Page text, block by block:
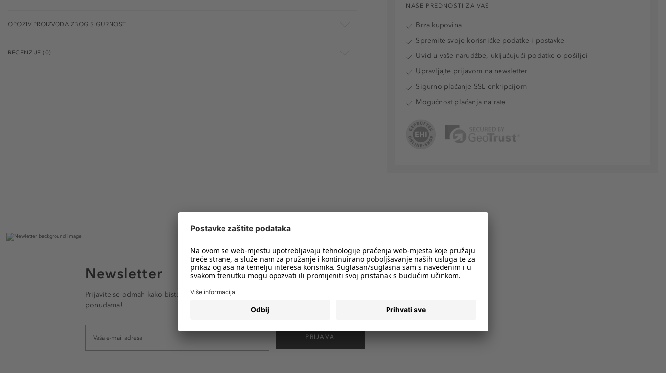
OPOZIV PROIZVODA ZBOG SIGURNOSTI
RECENZIJE (0)
NAŠE PREDNOSTI ZA VAS
Brza kupovina
Spremite svoje korisničke podatke i postavke
Uvid u vaše narudžbe, uključujući podatke o pošiljci
Upravljajte prijavom na newsletter
Sigurno plaćanje SSL enkripcijom
Mogućnost plaćanja na rate
Newsletter
Prijavite se odmah kako biste e-mailom primali obavijesti o svim trendovima i
ponudama!
PRIJAVA